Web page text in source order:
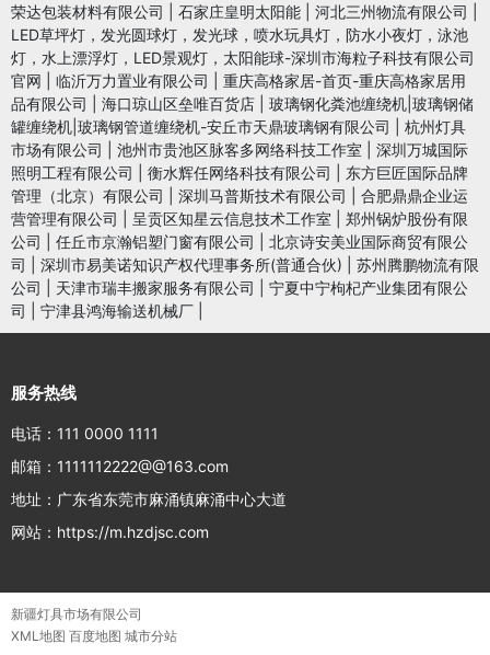
荣达包装材料有限公司
石家庄皇明太阳能 河北三州物流有限公司
LED草坪灯，发光圆球灯，发光球，喷水玩具灯，防水小夜灯，泳池
灯，水上漂浮灯，LED景观灯，太阳能球-深圳市海粒子科技有限公司
官网
临沂万力置业有限公司
重庆高格家居-首页-重庆高格家居用
品有限公司
海口琼山区垒唯百货店
玻璃钢化粪池缠绕机|玻璃钢储
罐缠绕机|玻璃钢管道缠绕机-安丘市天鼎玻璃钢有限公司
杭州灯具
市场有限公司
池州市贵池区脉客多网络科技工作室
深圳万城国际
照明工程有限公司
衡水辉任网络科技有限公司
东方巨匠国际品牌
管理（北京）有限公司
深圳马普斯技术有限公司
合肥鼎鼎企业运
营管理有限公司
呈贡区知星云信息技术工作室
郑州锅炉股份有限
公司
任丘市京瀚铝塑门窗有限公司
北京诗安美业国际商贸有限公
司
深圳市易美诺知识产权代理事务所(普通合伙)
苏州腾鹏物流有限
公司
天津市瑞丰搬家服务有限公司
宁夏中宁枸杞产业集团有限公
司
宁津县鸿海输送机械厂
服务热线
电话：111 0000 1111
邮箱：1111112222@@163.com
地址：广东省东莞市麻涌镇麻涌中心大道
网站：https://m.hzdjsc.com
新疆灯具市场有限公司
XML地图 百度地图 城市分站